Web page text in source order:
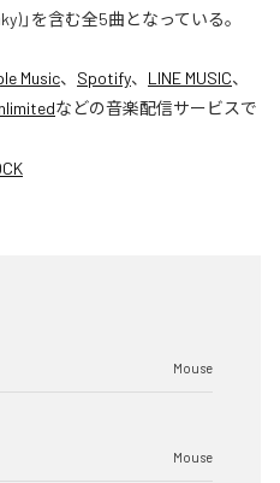
」を含む全5曲となっている。
Music、 Spotify、 LINE MUSIC、
などの音楽配信サービスで
Mouse
Mouse